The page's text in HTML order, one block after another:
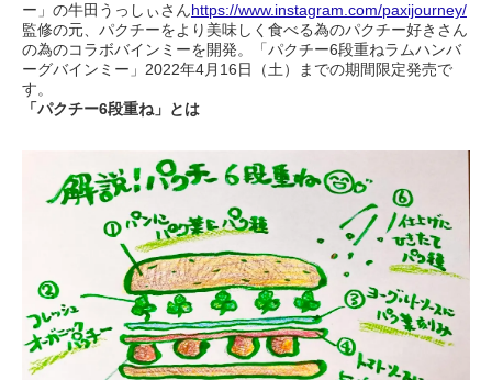
ー」の牛田うっしぃさんhttps://www.instagram.com/paxijourney/
監修の元、パクチーをより美味しく食べる為のパクチー好きさん
の為のコラボバインミーを開発。「パクチー6段重ねラムハンバ
ーグバインミー」2022年4月16日（土）までの期間限定発売で
す。
「パクチー6段重ね」とは